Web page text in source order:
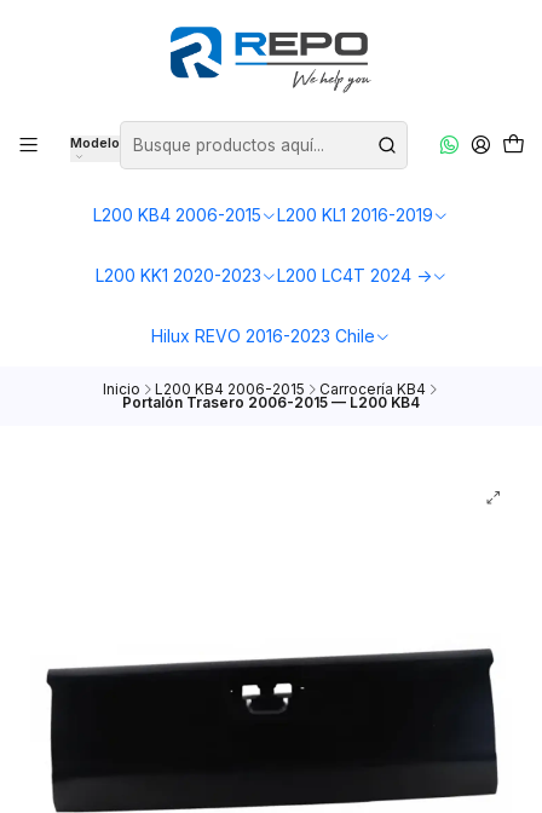
Modelo
L200 KB4 2006-2015 L200 KL1 2016-2019
L200 KK1 2020-2023 L200 LC4T 2024 ->
Hilux REVO 2016-2023 Chile
Inicio L200 KB4 2006-2015 Carrocería KB4
Portalón Trasero 2006-2015 — L200 KB4